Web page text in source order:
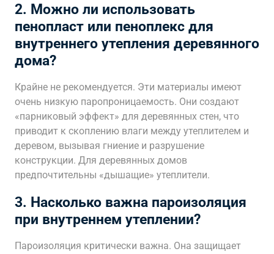
2. Можно ли использовать
пенопласт или пеноплекс для
внутреннего утепления деревянного
дома?
Крайне не рекомендуется. Эти материалы имеют
очень низкую паропроницаемость. Они создают
«парниковый эффект» для деревянных стен, что
приводит к скоплению влаги между утеплителем и
деревом, вызывая гниение и разрушение
конструкции. Для деревянных домов
предпочтительны «дышащие» утеплители.
3. Насколько важна пароизоляция
при внутреннем утеплении?
Пароизоляция критически важна. Она защищает